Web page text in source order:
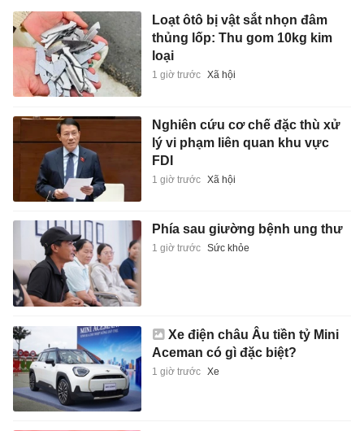
Loạt ôtô bị vật sắt nhọn đâm
thủng lốp: Thu gom 10kg kim
loại
1 giờ trước Xã hội
Nghiên cứu cơ chế đặc thù xử
lý vi phạm liên quan khu vực
FDI
1 giờ trước Xã hội
Phía sau giường bệnh ung thư
1 giờ trước Sức khỏe
Xe điện châu Âu tiền tỷ Mini
Aceman có gì đặc biệt?
1 giờ trước Xe